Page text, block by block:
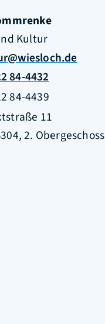
Kultur
84-4432
84-4439
11
2. Obergeschoss